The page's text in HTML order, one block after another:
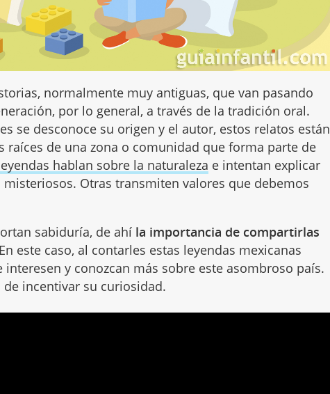
normalmente muy antiguas, que van pasando
por lo general, a través de la tradición oral.
se desconoce su origen y el autor, estos relatos están
raíces de una zona o comunidad que forma parte de
hablan sobre la naturaleza e intentan explicar
Otras transmiten valores que debemos
sabiduría, de ahí la importancia de compartirlas
este caso, al contarles estas leyendas mexicanas
interesen y conozcan más sobre este asombroso país.
incentivar su curiosidad.